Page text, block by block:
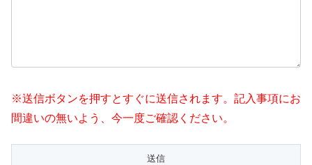
※送信ボタンを押すとすぐに送信されます。記入事項にお
間違いの無いよう、今一度ご確認ください。